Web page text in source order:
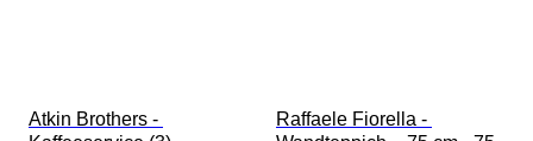
Atkin Brothers -
Raffaele Fiorella -